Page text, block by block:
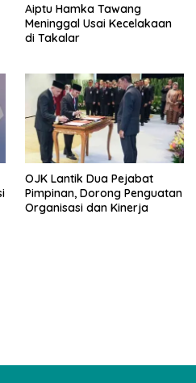
Aiptu Hamka Tawang
Meninggal Usai Kecelakaan
di Takalar
OJK Lantik Dua Pejabat
Pimpinan, Dorong Penguatan
Organisasi dan Kinerja